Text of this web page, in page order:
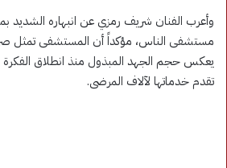
وأعرب الفنان شريف رمزي عن انبهاره الشديد
مستشفى الناس، مؤكداً أن المستشفى تمثل
يعكس حجم الجهد المبذول منذ انطلاق
تقدم خدماتها لآلاف المرضى.